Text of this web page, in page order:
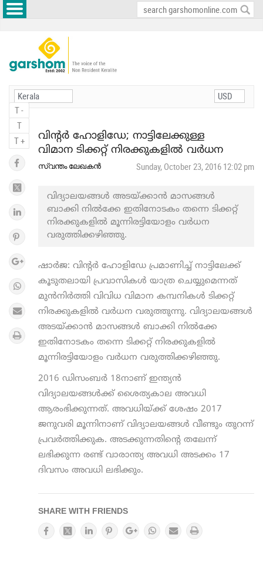
T -
T
T +
വിന്റർ ഹോളിഡേ; നാട്ടിലേക്കുള്ള
വിമാന ടിക്കറ്റ് നിരക്കുകളിൽ വർധന
സ്വന്തം ലേഖകൻ Sunday, October 23, 2016 12:02 pm
വിദ്യാലയങ്ങൾ അടയ്ക്കാൻ മാസങ്ങൾ
ബാക്കി നിൽക്കേ ഇതിനോടകം തന്നെ ടിക്കറ്റ്
നിരക്കുകളിൽ മൂന്നിരട്ടിയോളം വർധന
വരുത്തിക്കഴിഞ്ഞു.
ഷാർജ: വിന്റർ ഹോളിഡേ പ്രമാണിച്ച് നാട്ടിലേക്ക്
കൂടുതലായി പ്രവാസികൾ യാത്ര ചെയ്യുമെന്നത്
മുൻനിർത്തി വിവിധ വിമാന കമ്പനികൾ ടിക്കറ്റ്
നിരക്കുകളിൽ വർധന വരുത്തുന്നു. വിദ്യാലയങ്ങൾ
അടയ്ക്കാൻ മാസങ്ങൾ ബാക്കി നിൽക്കേ
ഇതിനോടകം തന്നെ ടിക്കറ്റ് നിരക്കുകളിൽ
മൂന്നിരട്ടിയോളം വർധന വരുത്തിക്കഴിഞ്ഞു.
2016 ഡിസംബര്‍ 18നാണ് ഇന്ത്യന്‍
വിദ്യാലയങ്ങള്‍ക്ക് ശൈത്യകാല അവധി
ആരംഭിക്കുന്നത്. അവധിയ്ക്ക് ശേഷം 2017
ജനുവരി മൂന്നിനാണ് വിദ്യാലയങ്ങൾ വീണ്ടും തുറന്ന്
പ്രവർത്തിക്കുക. അടക്കുന്നതിന്റെ തലേന്ന്
ലഭിക്കുന്ന രണ്ട് വാരാന്ത്യ അവധി അടക്കം 17
ദിവസം അവധി ലഭിക്കും.
SHARE WITH FRIENDS